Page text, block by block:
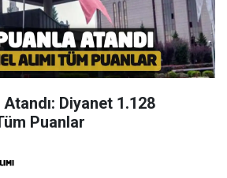
Diyanet 1.128
Puanlar